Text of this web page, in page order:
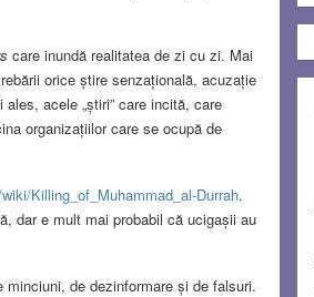
care inundă realitatea de zi cu zi. Mai
orice știre senzațională, acuzație
acele „știri” care incită, care
organizațiilor care se ocupă de
Killing_of_Muhammad_al-Durrah.
dar e mult mai probabil că ucigașii au
de dezinformare și de falsuri.